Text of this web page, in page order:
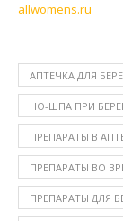
allwomens.ru
АПТЕЧКА ДЛЯ
НО-ШПА ПРИ
ПРЕПАРАТЫ В
ПРЕПАРАТЫ ВО
ПРЕПАРАТЫ ДЛЯ